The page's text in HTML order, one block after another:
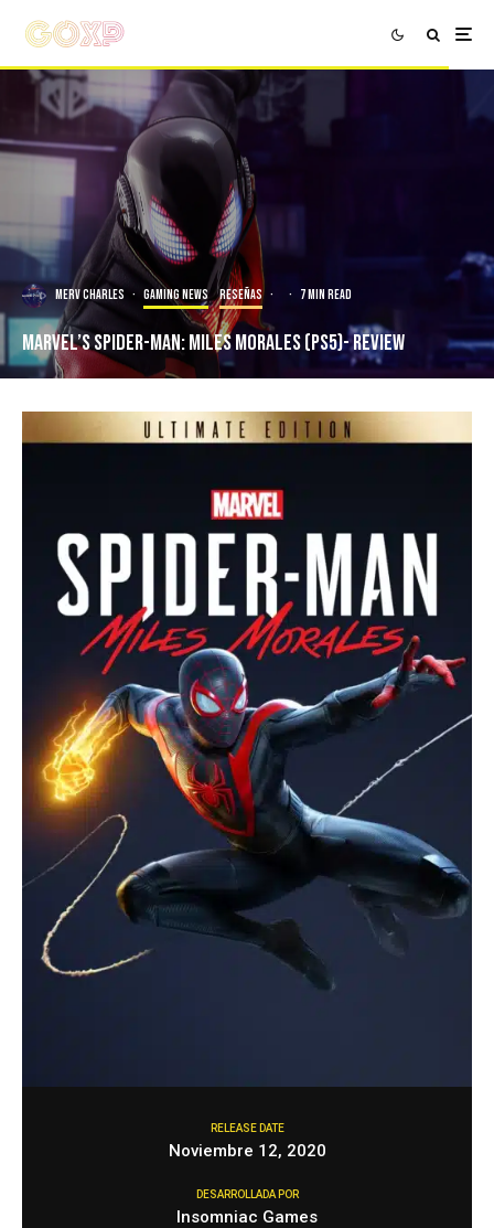
Merv Charles · Gaming news Reseñas · · 7 min read
Marvel’s Spider-Man: Miles Morales (PS5)- Review
RELEASE DATE
Noviembre 12, 2020
DESARROLLADA POR
Insomniac Games